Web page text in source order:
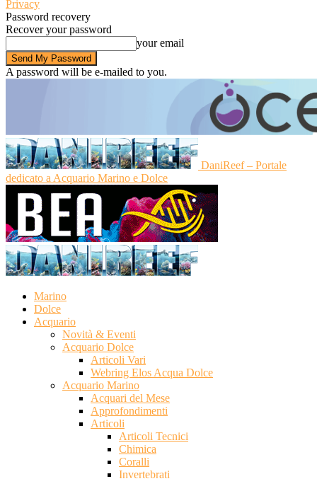
Privacy
Password recovery
Recover your password
your email
A password will be e-mailed to you.
DaniReef – Portale
dedicato a Acquario Marino e Dolce
Marino
Dolce
Acquario
Novità & Eventi
Acquario Dolce
Articoli Vari
Webring Elos Acqua Dolce
Acquario Marino
Acquari del Mese
Approfondimenti
Articoli
Articoli Tecnici
Chimica
Coralli
Invertebrati